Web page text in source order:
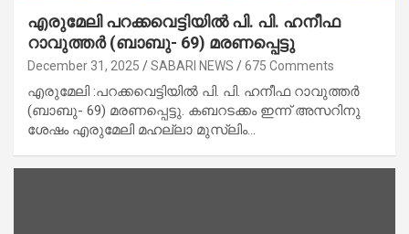
എരുമേലി പറക്കവെട്ടിയിൽ പി. പി. ഹനീഫ
റാവുത്തർ (ബാബു- 69) മരണപ്പെട്ടു
December 31, 2025 SABARI NEWS 675 Comments
എരുമേലി :പറക്കവെട്ടിയിൽ പി. പി. ഹനീഫ റാവുത്തർ
(ബാബു- 69) മരണപ്പെട്ടു. കബറടക്കം ഇന്ന് അസറിനു
ശേഷം എരുമേലി മഹല്ലാ മുസ്ലിം…